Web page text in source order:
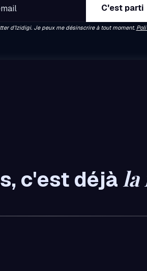
d’Izidigi. Je peux me désinscrire à tout moment.
c'est déjà la